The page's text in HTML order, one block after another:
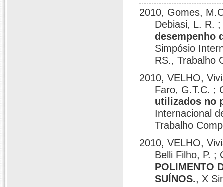
2010, Gomes,
Debiasi, L. R.
desempenho
Simpósio
RS., Trabalho
2010, VELHO,
Faro, G.T.C. ;
utilizados no
Internacional
Trabalho
2010, VELHO,
Belli Filho, P. ;
POLIMENTO
SUÍNOS., X